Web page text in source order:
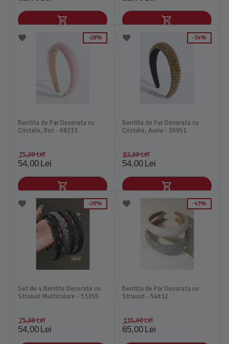
28%
Bentita de Par Decorata cu
Cristale, Roz - 68231
75,00Lei
54,00 Lei
34%
Bentita de Par Decorata cu
Cristale, Auriu - 20951
82,00Lei
54,00 Lei
28%
Set de 4 Bentite Decorate cu
Strasuri Multicolore - 51355
75,00Lei
54,00 Lei
43%
Bentita de Par Decorata cu
Strasuri - 54812
115,00Lei
65,00 Lei